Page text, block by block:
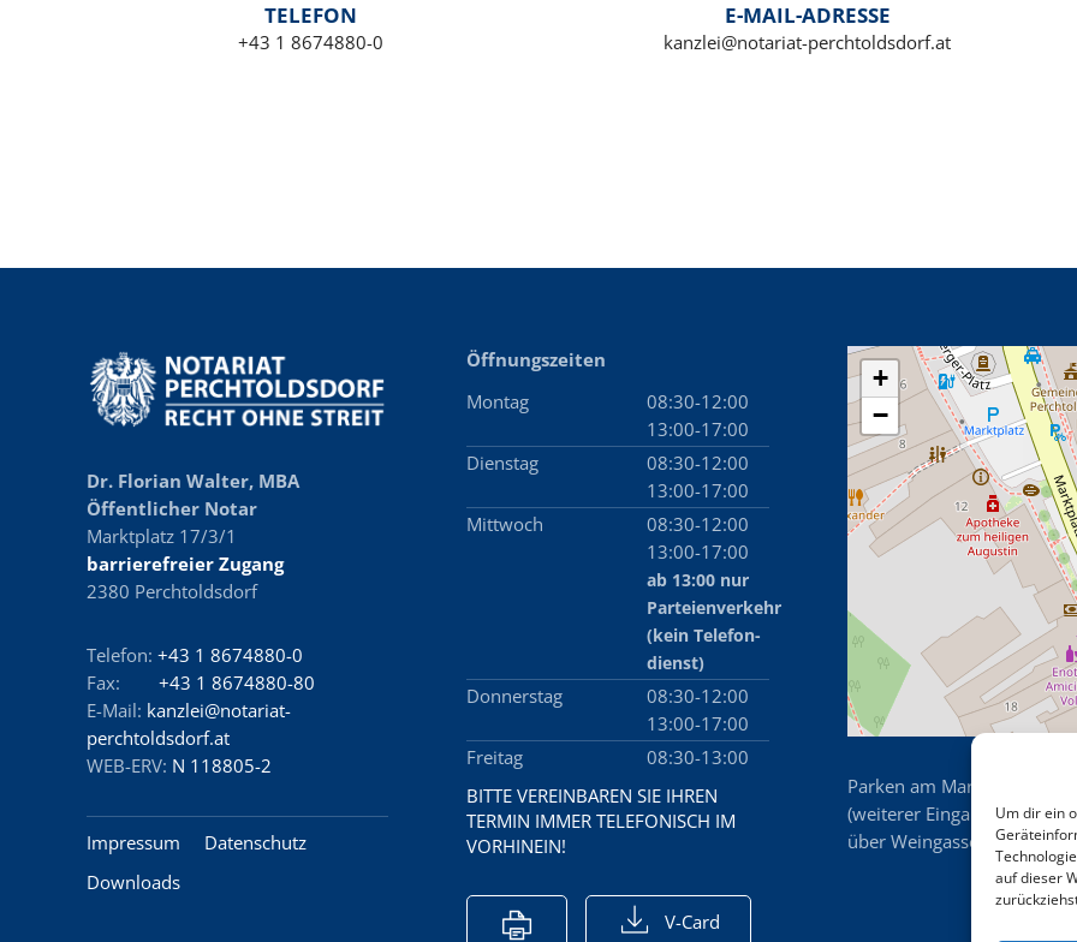
Um dir ein
auf dieser
TELEFON
+43 1 8674880-0
E-MAIL-ADRESSE
kanzlei@notariat-perchtoldsdorf.at
Dr. Florian Walter, MBA
Öffentlicher Notar
Marktplatz 17/3/1
barrierefreier Zugang
2380 Perchtoldsdorf
Telefon: +43 1 8674880-0
Fax: +43 1 8674880-80
E-Mail: kanzlei@notariat-
perchtoldsdorf.at
WEB-ERV: N 118805-2
Impressum
Datenschutz
Downloads
Öffnungszeiten
Montag
08:30-12:00
13:00-17:00
Dienstag
08:30-12:00
13:00-17:00
Mittwoch
08:30-12:00
13:00-17:00
ab 13:00 nur
Parteienverkehr
(kein Telefon­
dienst)
Donnerstag
08:30-12:00
13:00-17:00
Freitag
08:30-13:00
BITTE VEREINBAREN SIE IHREN
TERMIN IMMER TELEFONISCH IM
VORHINEIN!
V-Card
+
−
Parken am Marktplatz
(weiterer Eingang zur
über Weingasse -